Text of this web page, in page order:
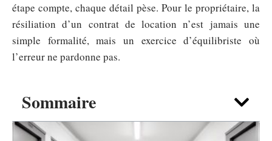
Sommaire
étape compte, chaque détail pèse. Pour le propriétaire, la
résiliation d’un contrat de location n’est jamais une
simple formalité, mais un exercice d’équilibriste où
l’erreur ne pardonne pas.